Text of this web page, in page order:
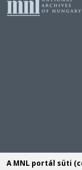
A MNL portál süti